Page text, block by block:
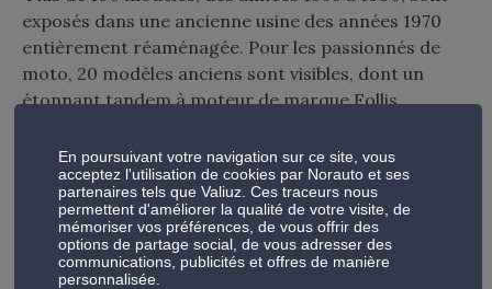
exposés dans une ancienne usine des années 1970
entièrement réaménagée. Pour les passionnés de
moto, 20 modèles anciens sont visibles, dont un
étonnant tandem à moteur de marque Follis
AUTO SPORT MUSEUM 8 Rue Colette 45230,
CHATILLON-COLIGNY
https://www.autosportmuseum.com/
En poursuivant votre navigation sur ce site, vous
acceptez l'utilisation de cookies par Norauto et ses
partenaires tels que Valiuz. Ces traceurs nous
permettent d'améliorer la qualité de votre visite, de
mémoriser vos préférences, de vous offrir des
options de partage social, de vous adresser des
communications, publicités et offres de manière
personnalisée.